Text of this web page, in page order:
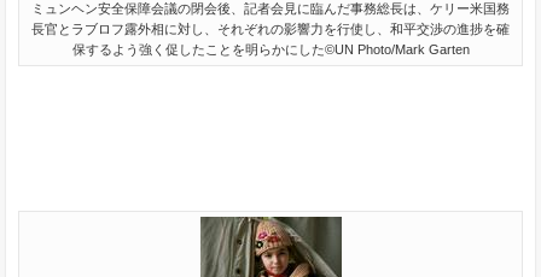
ミュンヘン安全保障会議の閉会後、記者会見に臨んだ事務総長は、ケリー米国務
長官とラブロフ露外相に対し、それぞれの影響力を行使し、和平交渉の進捗を確
保するよう強く促したことを明らかにした©UN Photo/Mark Garten